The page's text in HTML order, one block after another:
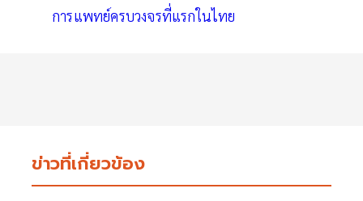
การแพทย์ครบวงจรที่แรกในไทย
ข่าวที่เกี่ยวข้อง